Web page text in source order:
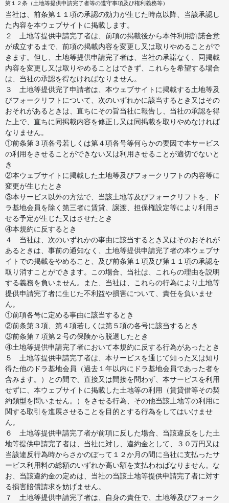
第１２条（土地等提供申請完了者等の遵守事項及び権利義務等）
当社は、前条第１１項の承認の効力が生じた時点以降、当該承認し
た内容を本ウェブサイトに掲載します。
２ 土地等提供申請完了者は、前項の掲載後から本件利用許諾合意
が成立するまで、前項の掲載内容を変更し又は取りやめることがで
きます。但し、土地等提供申請完了者は、当社の承諾なく、同掲載
内容を変更し又は取りやめることはできず、これらを希望する場合
は、当社の承認を得なければなりません。
３ 土地等提供完了申請者は、本ウェブサイトに掲載する土地等及
びフォークリフトについて、次のいずれかに該当するとき又はその
おそれがあるときは、直ちにその旨当社に報告し、当社の承認を得
た上で、直ちに同掲載内容を修正し又は同掲載を取りやめなければ
なりません。
①前条第３項各号若しくは第４項各号等何らかの要因で本サービス
の利用をさせることができない又は利用させることが適切でないと
き
②本ウェブサイトに掲載した土地等及びフォークリフトの内容等に
変更が生じたとき
③本サービス以外の方法で、当該土地等及びフォークリフトを、ド
ラ基地会員を除く第三者に賃貸、譲渡、担保権設定等により利用さ
せる予定が生じた又はさせたとき
④本規約に反するとき
４ 当社は、次のいずれかの事由に該当するとき又はそのおそれが
あるときは、事前の通知なく、土地等提供申請完了者の本ウェブサ
イトでの掲載をやめること、及び前条第１項及び第１１項の承認を
取り消すことができます。この場合、当社は、これらの理由を説明
する義務を負いません。また、当社は、これらの行為により土地等
提供申請完了者に生じた不利益や損害について、責任を負いませ
ん。
①前項各号に定める事由に該当するとき
②前条第３項、第４項若しくは第５項の各号に該当するとき
③前条第７項第２号の保険から脱退したとき
④土地等提供申請完了者において本規約に反する行為があったとき
５ 土地等提供申請完了者は、本サービスを通じて知った又は知り
得た他のドラ基地会員（過去１年以内にドラ基地会員であった者を
含みます。）との間で、直接又は間接を問わず、本サービスを利用
せずに、本ウェブサイトに掲載した土地等の利用（賃貸借等その契
約類型を問いません。）をさせる行為、その他当該土地等の利用に
関する取引を進展させることを目的とする行為をしてはいけませ
ん。
６ 土地等提供申請完了者が前項に反した場合、当該違反をした土
地等提供申請完了者は、当社に対し、違約金として、３０万円又は
当該違反行為時からさかのぼって１２か月の間に当社に支払ったサ
ービス利用料の総額のいずれか高い額を支払わねばなりません。な
お、当該違約金の定めは、当社の当該土地等提供申請完了者に対す
る損害賠償請求を妨げません。
７ 土地等提供申請完了者は、自身の責任で、土地等及びフォーク